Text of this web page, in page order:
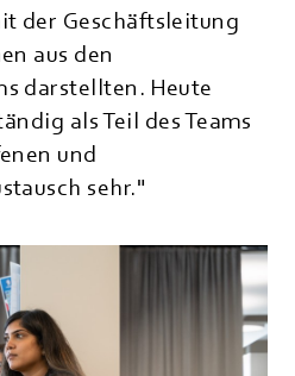
der Geschäftsleitung
aus den
darstellten. Heute
als Teil des Teams
und
sehr."